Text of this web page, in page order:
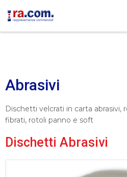
Passa al contenuto
Abrasivi
Dischetti velcrati in carta abrasivi,
fibrati, rotoli panno e soft
Dischetti Abrasivi